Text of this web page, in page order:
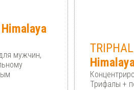
Himalaya
мужчин,
Трифалы +